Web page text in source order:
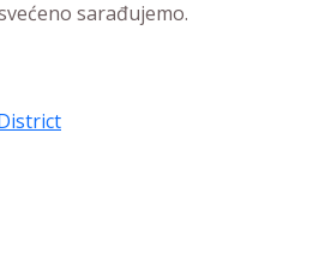
sarađujemo.